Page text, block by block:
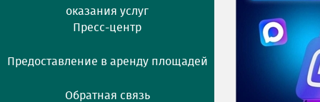
оказания услуг
Пресс-центр
Предоставление в аренду площадей
Обратная связь